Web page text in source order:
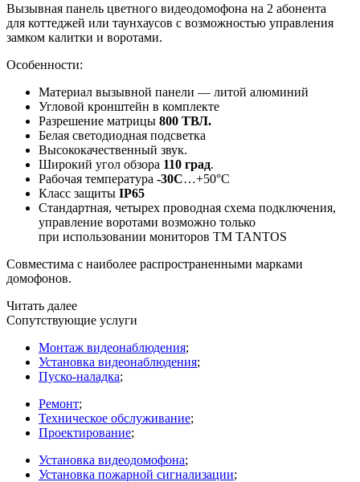
Вызывная панель цветного видеодомофона на 2 абонента
для коттеджей или таунхаусов с возможностью управления
замком калитки и воротами.
Особенности:
Материал вызывной панели — литой алюминий
Угловой кронштейн в комплекте
Разрешение матрицы 800 ТВЛ.
Белая светодиодная подсветка
Высококачественный звук.
Широкий угол обзора 110 град.
Рабочая температура -30С…+50°C
Класс защиты IP65
Стандартная, четырех проводная схема подключения,
управление воротами возможно только
при использовании мониторов ТМ TANTOS
Совместима с наиболее распространенными марками
домофонов.
Читать далее
Сопутствующие услуги
Монтаж видеонаблюдения;
Установка видеонаблюдения;
Пуско-наладка;
Ремонт;
Техническое обслуживание;
Проектирование;
Установка видеодомофона;
Установка пожарной сигнализации;